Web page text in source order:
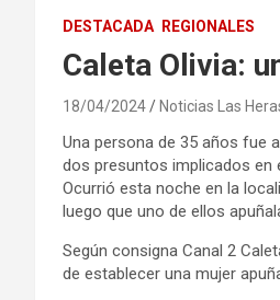
DESTACADA REGIONALES
Caleta Olivia:
18/04/2024 Noticias Las
Una persona de 35 años fue
dos presuntos implicados en
Ocurrió esta noche en la
luego que uno de ellos
Según consigna Canal 2
de establecer una mujer